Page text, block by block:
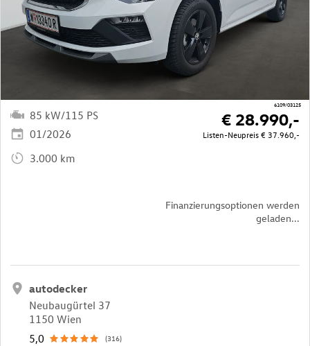
6109/03125
85 kW/115 PS
01/2026
3.000 km
Finanzierungsoptionen werden
geladen...
€ 28.990,-
Listen-Neupreis€ 37.960,-
autodecker
Neubaugürtel 37
1150 Wien
5,0
(316)